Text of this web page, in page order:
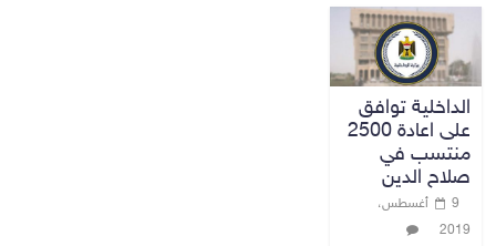
الداخلية توافق
على اعادة 2500
منتسب في
صلاح الدين
9 أغسطس،
2019